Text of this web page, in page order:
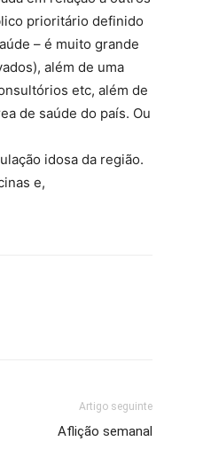
prioritário definido
– é muito grande
além de uma
etc, além de
de saúde do país. Ou
idosa da região.
e,
Artigo seguinte
Aflição semanal